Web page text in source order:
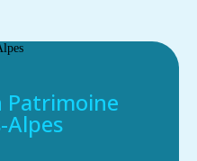
Patrimoine
Alpes